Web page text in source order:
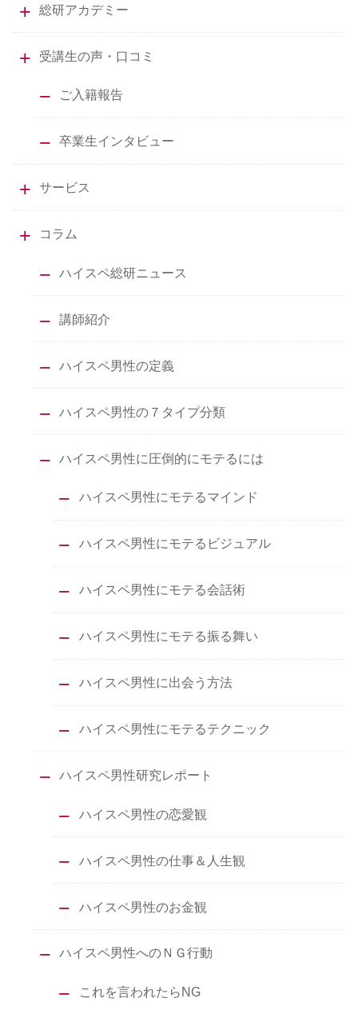
総研アカデミー
受講生の声・口コミ
ご入籍報告
卒業生インタビュー
サービス
コラム
ハイスペ総研ニュース
講師紹介
ハイスペ男性の定義
ハイスペ男性の７タイプ分類
ハイスペ男性に圧倒的にモテるには
ハイスペ男性にモテるマインド
ハイスペ男性にモテるビジュアル
ハイスペ男性にモテる会話術
ハイスペ男性にモテる振る舞い
ハイスペ男性に出会う方法
ハイスペ男性にモテるテクニック
ハイスペ男性研究レポート
ハイスペ男性の恋愛観
ハイスペ男性の仕事＆人生観
ハイスペ男性のお金観
ハイスペ男性へのＮＧ行動
これを言われたらNG